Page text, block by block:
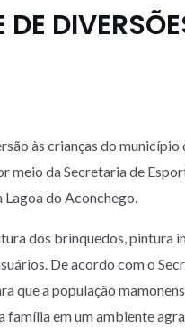
DE
às crianças do
da Secretaria de
do Aconchego.
dos brinquedos, pintura
De acordo com o
que a população
em um ambiente